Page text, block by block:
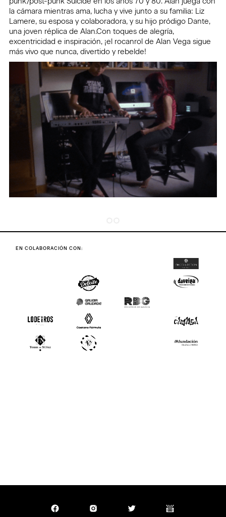
la cámara mientras ama, lucha y vive junto a su familia: Liz
Lamere, su esposa y colaboradora, y su hijo pródigo Dante,
una joven réplica de Alan.Con toques de alegría,
excentricidad e inspiración, ¡el rocanrol de Alan Vega sigue
más vivo que nunca, divertido y rebelde!
EN COLABORACIÓN CON: